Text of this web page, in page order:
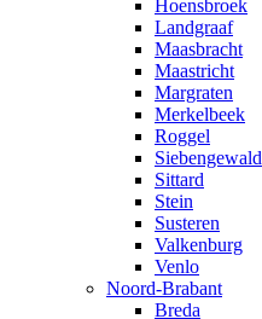
Hoensbroek
Landgraaf
Maasbracht
Maastricht
Margraten
Merkelbeek
Roggel
Siebengewald
Sittard
Stein
Susteren
Valkenburg
Venlo
Noord-Brabant
Breda